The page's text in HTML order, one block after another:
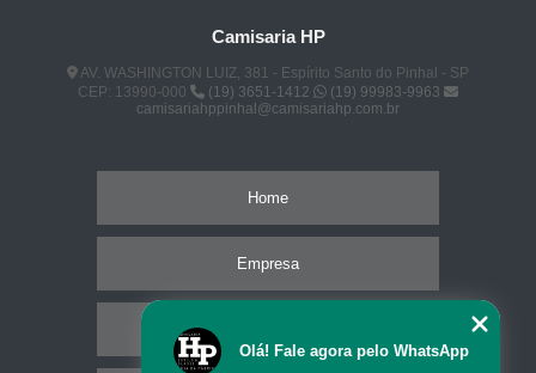
Camisaria HP
AV. WASHINGTON LUIZ, 381 - Espírito Santo do Pinhal - SP
CEP: 13990-000
(19) 3651-1412
(19) 99983-9963
camisariahppinhal@camisariahp.com.br
Home
Empresa
Olá! Fale agora pelo WhatsApp